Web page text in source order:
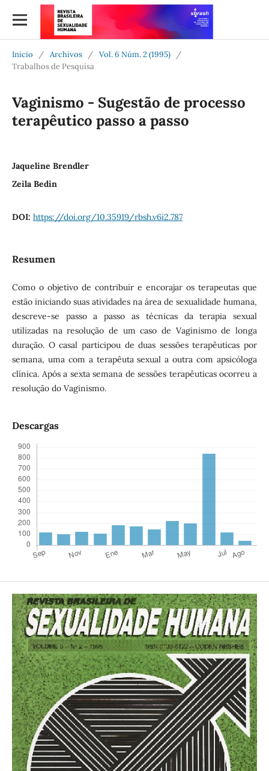
Inicio / Archivos / Vol. 6 Núm. 2 (1995)
/
Trabalhos de Pesquisa
Vaginismo - Sugestão de processo
terapêutico passo a passo
Jaqueline Brendler
Zeila Bedin
DOI: https://doi.org/10.35919/rbsh.v6i2.787
Resumen
Como o objetivo de contribuir e encorajar os terapeutas que
estão iniciando suas atividades na área de sexualidade humana,
descreve-se passo a passo as técnicas da terapia sexual
utilizadas na resolução de um caso de Vaginismo de longa
duração. O casal participou de duas sessões terapêuticas por
semana, uma com a terapêuta sexual a outra com apsicóloga
clínica. Após a sexta semana de sessões terapêuticas ocorreu a
resolução do Vaginismo.
Descargas